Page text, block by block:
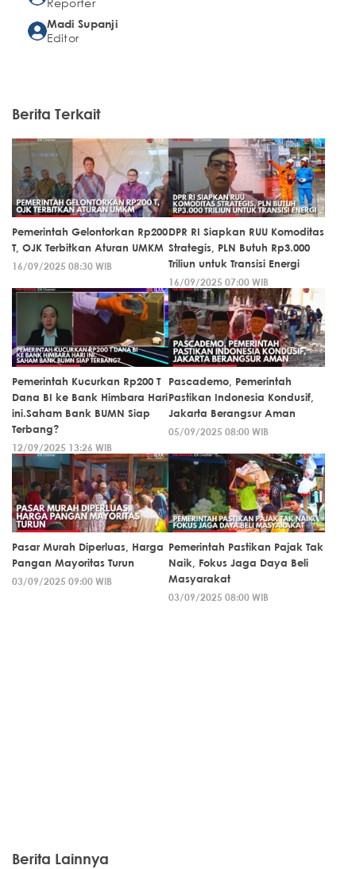
Madi Supanji
Editor
Berita Terkait
Pemerintah Gelontorkan Rp200
T, OJK Terbitkan Aturan UMKM
16/09/2025 08:30 WIB
DPR RI Siapkan RUU Komoditas
Strategis, PLN Butuh Rp3.000
Triliun untuk Transisi Energi
16/09/2025 07:00 WIB
Pemerintah Kucurkan Rp200 T
Dana BI ke Bank Himbara Hari
ini.Saham Bank BUMN Siap
Terbang?
12/09/2025 13:26 WIB
Pascademo, Pemerintah
Pastikan Indonesia Kondusif,
Jakarta Berangsur Aman
05/09/2025 08:00 WIB
Pasar Murah Diperluas, Harga
Pangan Mayoritas Turun
03/09/2025 09:00 WIB
Pemerintah Pastikan Pajak Tak
Naik, Fokus Jaga Daya Beli
Masyarakat
03/09/2025 08:00 WIB
Berita Lainnya